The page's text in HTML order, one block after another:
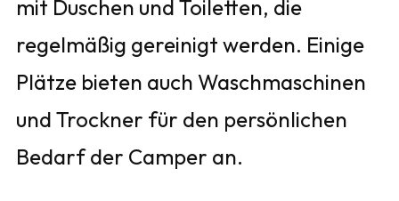
mit Duschen und Toiletten, die
regelmäßig gereinigt werden. Einige
Plätze bieten auch Waschmaschinen
und Trockner für den persönlichen
Bedarf der Camper an.